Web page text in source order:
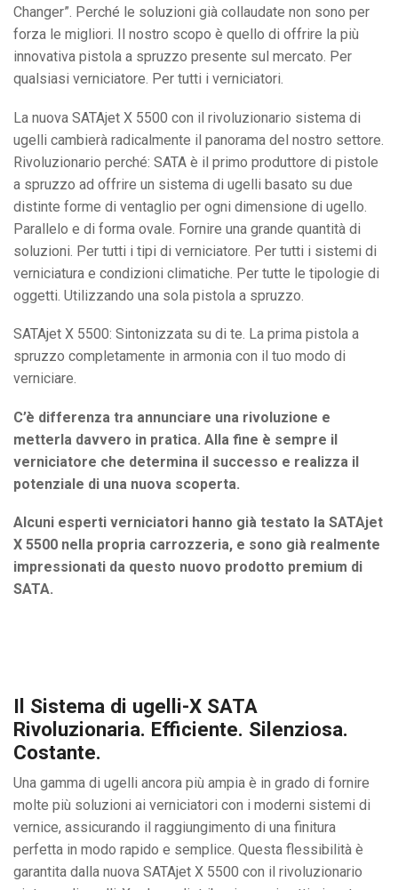
Changer”. Perché le soluzioni già collaudate non sono per
forza le migliori. Il nostro scopo è quello di offrire la più
innovativa pistola a spruzzo presente sul mercato. Per
qualsiasi verniciatore. Per tutti i verniciatori.
La nuova SATAjet X 5500 con il rivoluzionario sistema di
ugelli cambierà radicalmente il panorama del nostro settore.
Rivoluzionario perché: SATA è il primo produttore di pistole
a spruzzo ad offrire un sistema di ugelli basato su due
distinte forme di ventaglio per ogni dimensione di ugello.
Parallelo e di forma ovale. Fornire una grande quantità di
soluzioni. Per tutti i tipi di verniciatore. Per tutti i sistemi di
verniciatura e condizioni climatiche. Per tutte le tipologie di
oggetti. Utilizzando una sola pistola a spruzzo.
SATAjet X 5500: Sintonizzata su di te. La prima pistola a
spruzzo completamente in armonia con il tuo modo di
verniciare.
C’è differenza tra annunciare una rivoluzione e
metterla davvero in pratica. Alla fine è sempre il
verniciatore che determina il successo e realizza il
potenziale di una nuova scoperta.
Alcuni esperti verniciatori hanno già testato la SATAjet
X 5500 nella propria carrozzeria, e sono già realmente
impressionati da questo nuovo prodotto premium di
SATA.
Il Sistema di ugelli-X SATA
Rivoluzionaria. Efficiente. Silenziosa.
Costante.
Una gamma di ugelli ancora più ampia è in grado di fornire
molte più soluzioni ai verniciatori con i moderni sistemi di
vernice, assicurando il raggiungimento di una finitura
perfetta in modo rapido e semplice. Questa flessibilità è
garantita dalla nuova SATAjet X 5500 con il rivoluzionario